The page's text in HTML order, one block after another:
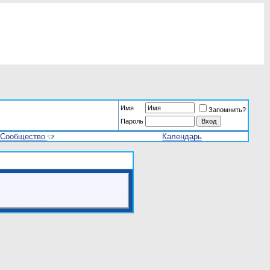
Имя
Запомнить?
Пароль
Сообщество Календарь